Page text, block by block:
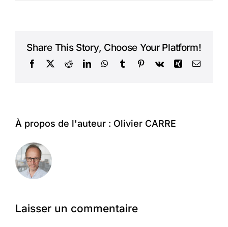
Share This Story, Choose Your Platform!
Facebook
X RedditLinkedInWhatsApp
TumblrPinterest
Vk Xing Courriel
À propos de l'auteur : Olivier CARRE
Laisser un commentaire